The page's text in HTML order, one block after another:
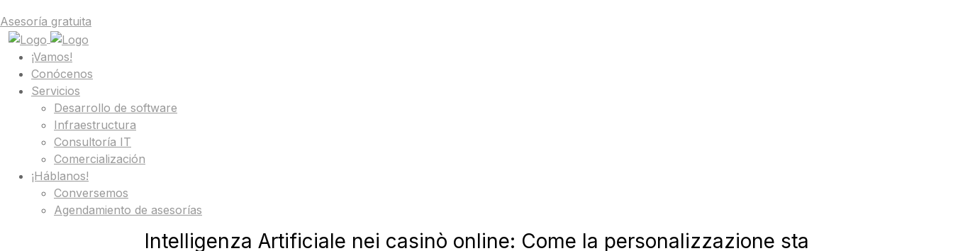
Asesoría gratuita
¡Vamos!
Conócenos
Servicios
Desarrollo de software
Infraestructura
Consultoría IT
Comercialización
¡Háblanos!
Conversemos
Agendamiento de asesorías
Intelligenza Artificiale nei casinò online: Come la personalizzazione sta